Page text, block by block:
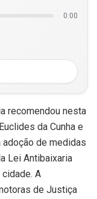
0:00
recomendou nesta
da Cunha e
de medidas
Lei Antibaixaria
A
de Justiça